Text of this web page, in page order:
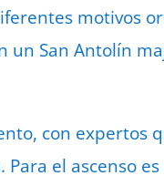
motivos
San Antolín
con expertos
el ascenso